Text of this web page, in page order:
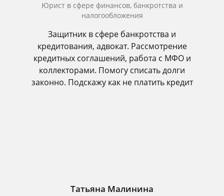
Юрист в сфере финансов, банкротства и
налогообложения
Защитник в сфере банкротства и
кредитования, адвокат. Рассмотрение
кредитных соглашений, работа с МФО и
коллекторами. Помогу списать долги
законно. Подскажу как не платить кредит
Татьяна Малинина